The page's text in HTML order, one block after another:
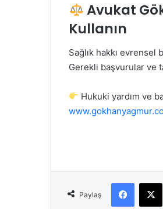
Avukat
Kullanın
Sağlık hakkı evrensel
Gerekli başvurular ve
Hukuki yardım ve
Paylaş
X